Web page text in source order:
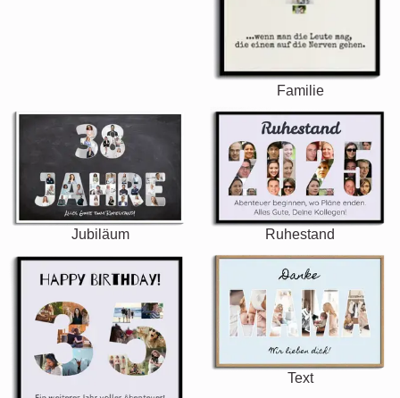
Familie
Jubiläum Ruhestand
Text